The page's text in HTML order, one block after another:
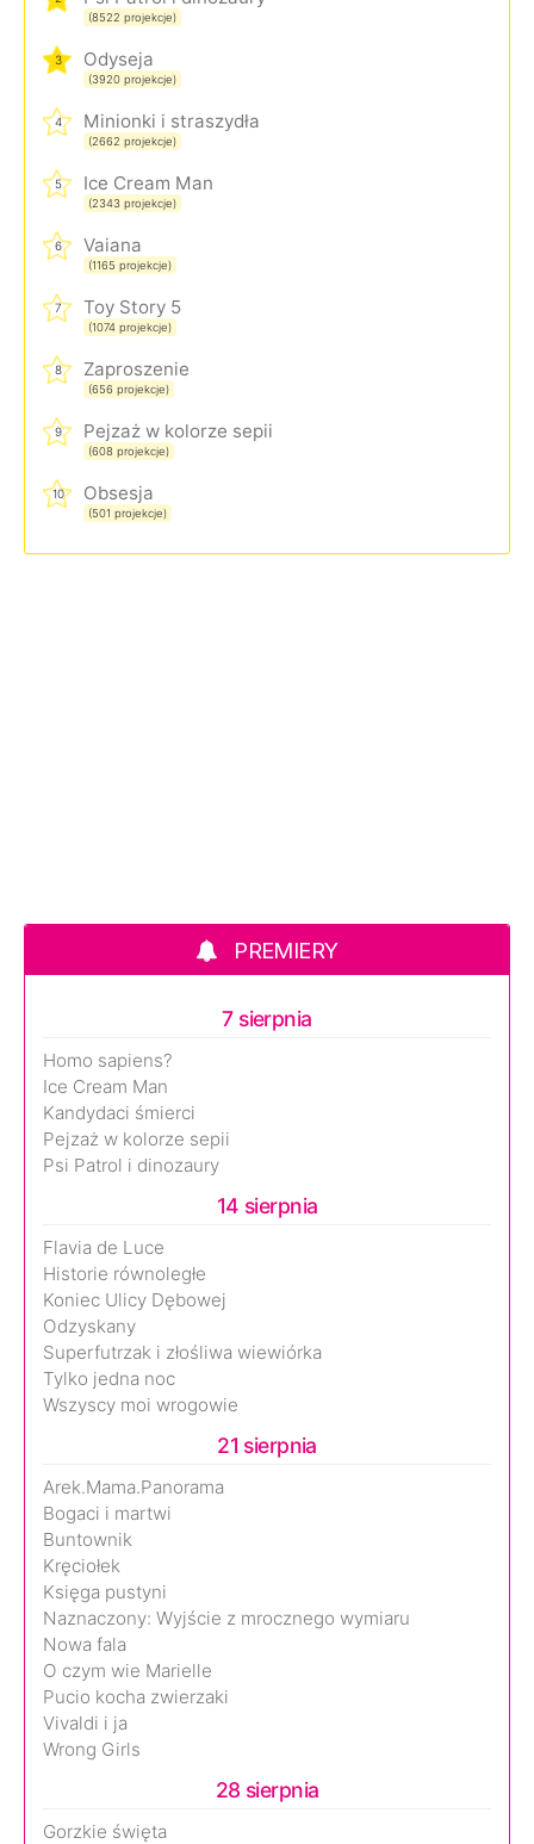
(8522 projekcje)
3 Odyseja
(3920 projekcje)
4 Minionki i straszydła
(2662 projekcje)
5 Ice Cream Man
(2343 projekcje)
6 Vaiana
(1165 projekcje)
7 Toy Story 5
(1074 projekcje)
8 Zaproszenie
(656 projekcje)
9 Pejzaż w kolorze sepii
(608 projekcje)
10 Obsesja
(501 projekcje)
PREMIERY
7 sierpnia
Homo sapiens?
Ice Cream Man
Kandydaci śmierci
Pejzaż w kolorze sepii
Psi Patrol i dinozaury
14 sierpnia
Flavia de Luce
Historie równoległe
Koniec Ulicy Dębowej
Odzyskany
Superfutrzak i złośliwa wiewiórka
Tylko jedna noc
Wszyscy moi wrogowie
21 sierpnia
Arek.Mama.Panorama
Bogaci i martwi
Buntownik
Kręciołek
Księga pustyni
Naznaczony: Wyjście z mrocznego wymiaru
Nowa fala
O czym wie Marielle
Pucio kocha zwierzaki
Vivaldi i ja
Wrong Girls
28 sierpnia
Gorzkie święta